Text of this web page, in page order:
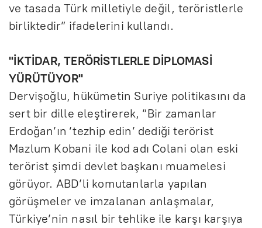
ve tasada Türk milletiyle değil, teröristlerle
birliktedir” ifadelerini kullandı.
''İKTİDAR, TERÖRİSTLERLE DİPLOMASİ
YÜRÜTÜYOR''
Dervişoğlu, hükümetin Suriye politikasını da
sert bir dille eleştirerek, “Bir zamanlar
Erdoğan’ın ‘tezhip edin’ dediği terörist
Mazlum Kobani ile kod adı Colani olan eski
terörist şimdi devlet başkanı muamelesi
görüyor. ABD’li komutanlarla yapılan
görüşmeler ve imzalanan anlaşmalar,
Türkiye’nin nasıl bir tehlike ile karşı karşıya